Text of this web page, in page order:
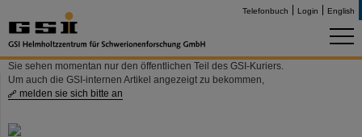
Telefonbuch Login English
Sie sehen momentan nur den öffentlichen Teil des GSI-Kuriers.
Um auch die GSI-internen Artikel angezeigt zu bekommen,
melden sie sich bitte an